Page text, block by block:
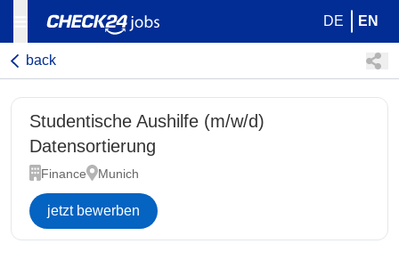
DE EN
back
Studentische Aushilfe (m/w/d)
Datensortierung
Finance Munich
jetzt bewerben